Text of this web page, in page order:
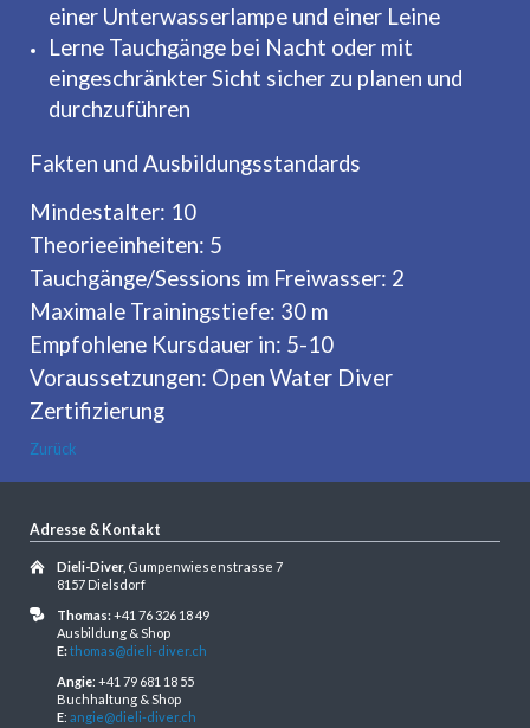
einer Unterwasserlampe und einer Leine
Lerne Tauchgänge bei Nacht oder mit
eingeschränkter Sicht sicher zu planen und
durchzuführen
Fakten und Ausbildungsstandards
Mindestalter: 10
Theorieeinheiten: 5
Tauchgänge/Sessions im Freiwasser: 2
Maximale Trainingstiefe: 30 m
Empfohlene Kursdauer in: 5-10
Voraussetzungen: Open Water Diver
Zertifizierung
Zurück
Adresse & Kontakt
Dieli-Diver, Gumpenwiesenstrasse 7
8157 Dielsdorf
Thomas:+41 76 326 18 49
Ausbildung & Shop
E:thomas@dieli-diver.ch
Angie: +41 79 681 18 55
Buchhaltung & Shop
E: angie@dieli-diver.ch